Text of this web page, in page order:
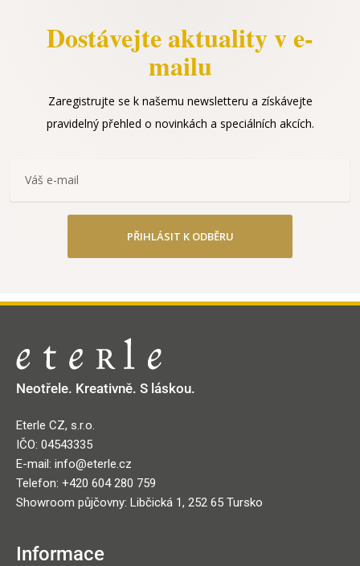
Dostávejte aktuality v e-
mailu
Zaregistrujte se k našemu newsletteru a získávejte
pravidelný přehled o novinkách a speciálních akcích.
PŘIHLÁSIT K ODBĚRU
Neotřele. Kreativně. S láskou.
Eterle CZ, s.r.o.
IČO: 04543335
E-mail: info@eterle.cz
Telefon: +420 604 280 759
Showroom půjčovny: Libčická 1, 252 65 Tursko
Informace